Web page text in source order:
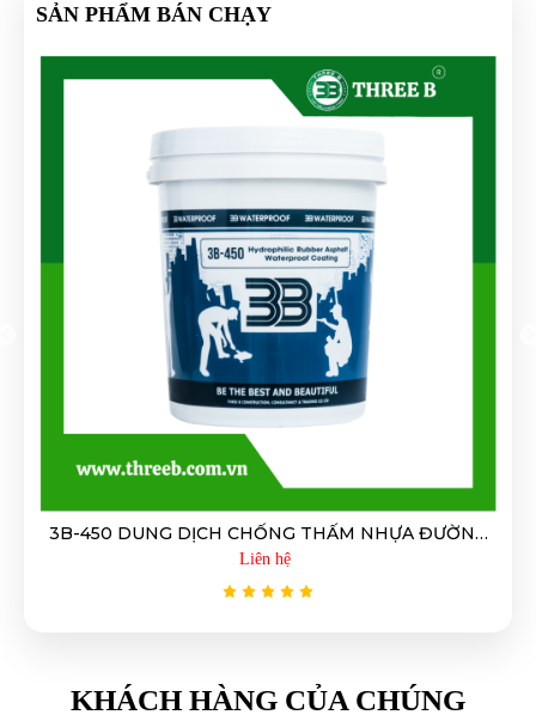
SẢN PHẨM BÁN CHẠY
3B-210 DUNG DỊCH CHỐNG THẤM NGƯỢC THẨM
THẤU TINH THỂ (GỐC XI MĂNG)
Liên hệ
KHÁCH HÀNG CỦA CHÚNG